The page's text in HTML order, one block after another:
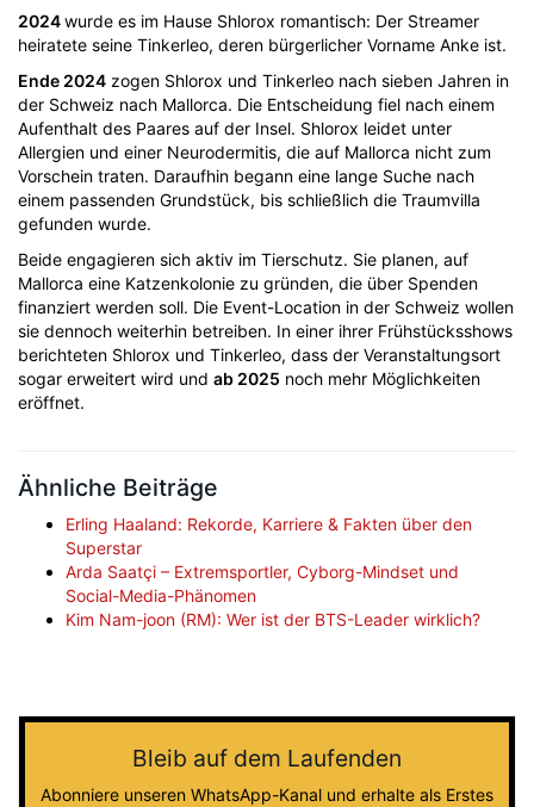
2024wurde es im Hause Shlorox romantisch: Der Streamer
heiratete seine Tinkerleo, deren bürgerlicher Vorname Anke ist.
Ende 2024 zogen Shlorox und Tinkerleo nach sieben Jahren in
der Schweiz nach Mallorca. Die Entscheidung fiel nach einem
Aufenthalt des Paares auf der Insel. Shlorox leidet unter
Allergien und einer Neurodermitis, die auf Mallorca nicht zum
Vorschein traten. Daraufhin begann eine lange Suche nach
einem passenden Grundstück, bis schließlich die Traumvilla
gefunden wurde.
Beide engagieren sich aktiv im Tierschutz. Sie planen, auf
Mallorca eine Katzenkolonie zu gründen, die über Spenden
finanziert werden soll. Die Event-Location in der Schweiz wollen
sie dennoch weiterhin betreiben. In einer ihrer Frühstücksshows
berichteten Shlorox und Tinkerleo, dass der Veranstaltungsort
sogar erweitert wird und ab 2025 noch mehr Möglichkeiten
eröffnet.
Ähnliche Beiträge
Erling Haaland: Rekorde, Karriere & Fakten über den
Superstar
Arda Saatçi – Extremsportler, Cyborg-Mindset und
Social-Media-Phänomen
Kim Nam-joon (RM): Wer ist der BTS-Leader wirklich?
Bleib auf dem Laufenden
Abonniere unseren WhatsApp-Kanal und erhalte als Erstes